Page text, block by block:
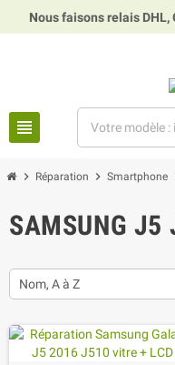
faisons relais DHL, GLS
view_headline
chevron_right Réparation chevron_right Smartphone
SAMSUNG J5
Nom, A à Z